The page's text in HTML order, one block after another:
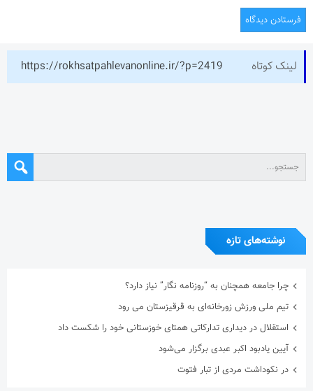
لینک کوتاه https://rokhsatpahlevanonline.ir/?p=2419
نوشته‌های تازه
چرا جامعه همچنان به “روزنامه نگار” نیاز دارد؟
تیم ملی ورزش زورخانه‌ای به قرقیزستان می رود
استقلال در دیداری تدارکاتی همتای خوزستانی خود را شکست داد
آیین یادبود اکبر عبدی برگزار می‌شود
در نکوداشت مردی از تبار فتوت